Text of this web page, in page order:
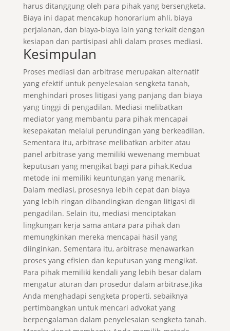
harus ditanggung oleh para pihak yang bersengketa.
Biaya ini dapat mencakup honorarium ahli, biaya
perjalanan, dan biaya-biaya lain yang terkait dengan
kesiapan dan partisipasi ahli dalam proses mediasi.
Kesimpulan
Proses mediasi dan arbitrase merupakan alternatif
yang efektif untuk penyelesaian sengketa tanah,
menghindari proses litigasi yang panjang dan biaya
yang tinggi di pengadilan. Mediasi melibatkan
mediator yang membantu para pihak mencapai
kesepakatan melalui perundingan yang berkeadilan.
Sementara itu, arbitrase melibatkan arbiter atau
panel arbitrase yang memiliki wewenang membuat
keputusan yang mengikat bagi para pihak.Kedua
metode ini memiliki keuntungan yang menarik.
Dalam mediasi, prosesnya lebih cepat dan biaya
yang lebih ringan dibandingkan dengan litigasi di
pengadilan. Selain itu, mediasi menciptakan
lingkungan kerja sama antara para pihak dan
memungkinkan mereka mencapai hasil yang
diinginkan. Sementara itu, arbitrase menawarkan
proses yang efisien dan keputusan yang mengikat.
Para pihak memiliki kendali yang lebih besar dalam
mengatur aturan dan prosedur dalam arbitrase.Jika
Anda menghadapi sengketa properti, sebaiknya
pertimbangkan untuk mencari advokat yang
berpengalaman dalam penyelesaian sengketa tanah.